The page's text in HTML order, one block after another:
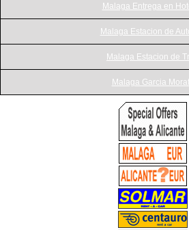
Malaga Entrega en
Malaga Estacion de
Malaga Estacion de
Malaga Garcia